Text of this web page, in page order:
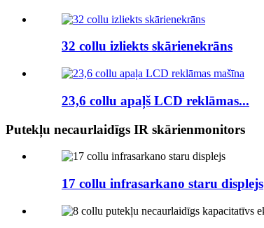
32 collu izliekts skārienekrāns
23,6 collu apaļš LCD reklāmas...
Putekļu necaurlaidīgs IR skārienmonitors
17 collu infrasarkano staru displejs